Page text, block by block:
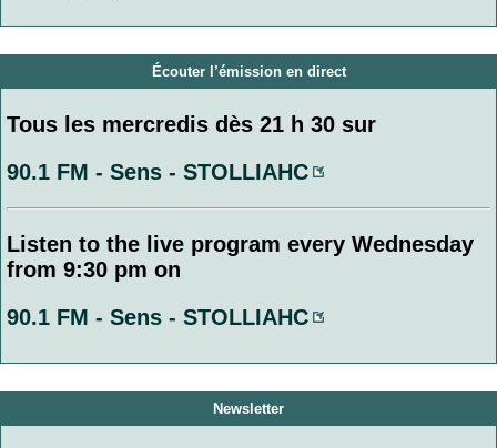
Écouter l’émission en direct
Tous les mercredis dès 21 h 30 sur
90.1 FM - Sens - STOLLIAHC
Listen to the live program every Wednesday
from 9:30 pm on
90.1 FM - Sens - STOLLIAHC
Newsletter